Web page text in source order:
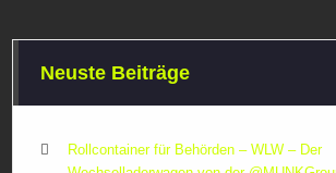
Neuste Beiträge
Rollcontainer für Behörden – WLW – Der